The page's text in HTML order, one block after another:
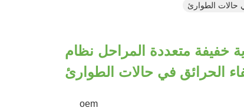
حالات الطوارئ
خفيفة متعددة المراحل نظام
الحرائق في حالات الطوارئ
oem